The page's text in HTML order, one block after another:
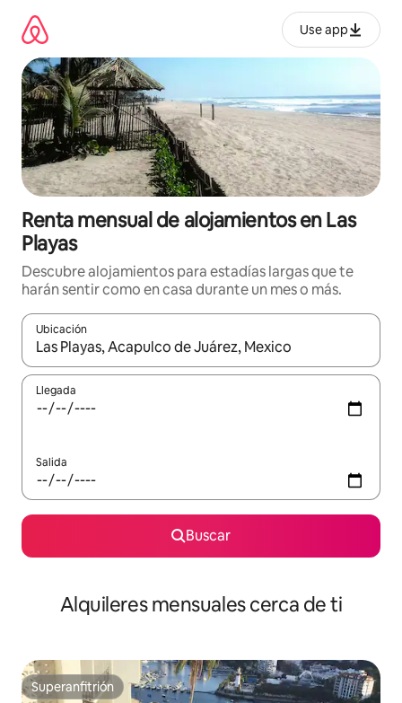
contenido
Use app
Renta mensual de alojamientos en Las
Playas
Descubre alojamientos para estadías largas que te
harán sentir como en casa durante un mes o más.
Ubicación
Cuando los resultados estén disponibles, navega con las
Llegada
Salida
Buscar
Alquileres mensuales cerca de ti
Superanfitrión
Superanfitrión